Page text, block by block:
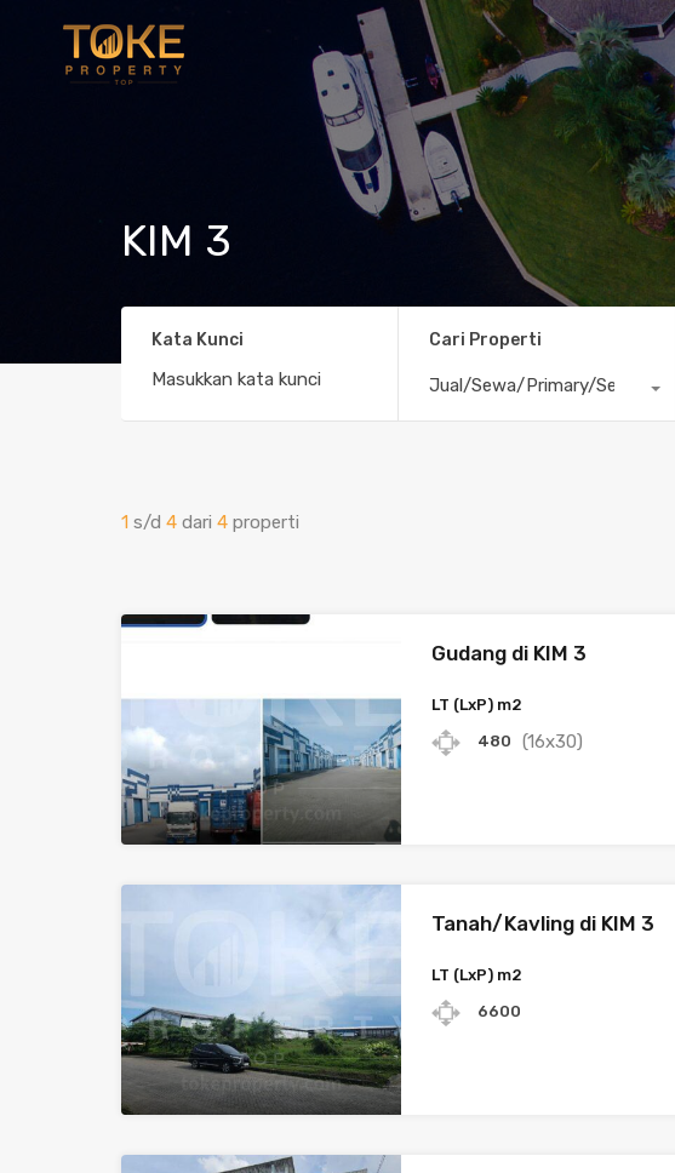
KIM 3
Kata Kunci Cari Properti
Jual/Sewa/Primary/Secondary
1 s/d 4 dari 4 properti
Gudang di KIM 3
LT (LxP) m2
480 (16x30)
Tanah/Kavling di KIM 3
LT (LxP) m2
6600